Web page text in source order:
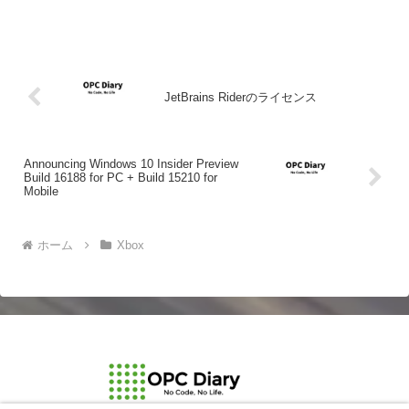
JetBrains Riderのライセンス
Announcing Windows 10 Insider Preview
Build 16188 for PC + Build 15210 for
Mobile
ホーム Xbox